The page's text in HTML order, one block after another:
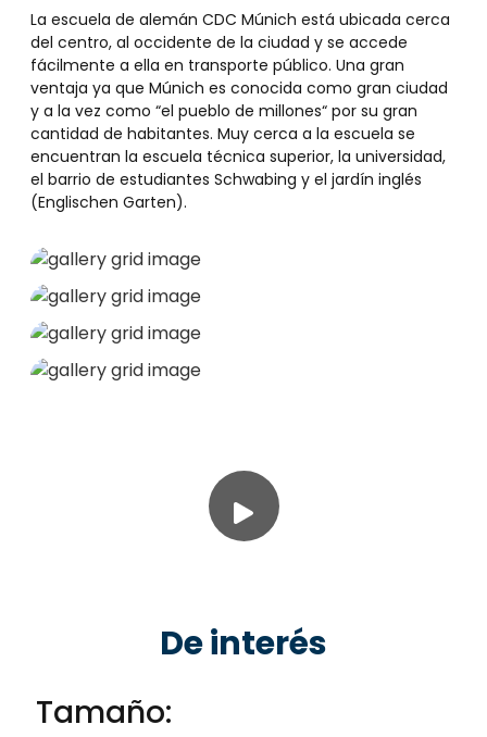
La escuela de alemán CDC Múnich está ubicada cerca
del centro, al occidente de la ciudad y se accede
fácilmente a ella en transporte público. Una gran
ventaja ya que Múnich es conocida como gran ciudad
y a la vez como “el pueblo de millones“ por su gran
cantidad de habitantes. Muy cerca a la escuela se
encuentran la escuela técnica superior, la universidad,
el barrio de estudiantes Schwabing y el jardín inglés
(Englischen Garten).
De interés
Tamaño: